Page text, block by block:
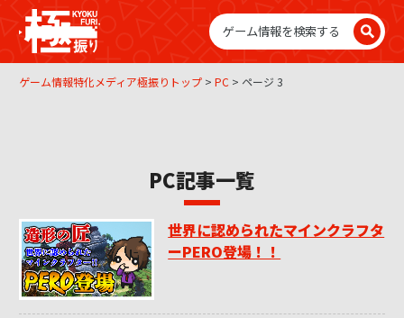
PC
PS4
Switch
ゲーム情報特化メディア極振りトップ > PC > ページ 3
PC記事一覧
世界に認められたマインクラフタ
ーPERO登場！！